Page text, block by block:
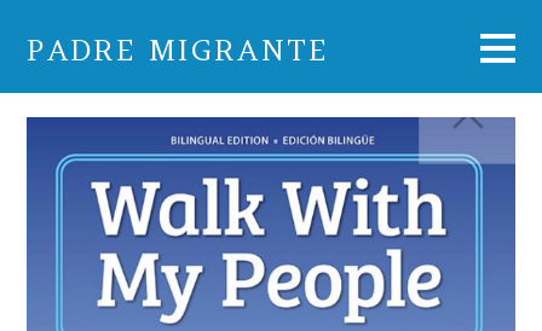
PADRE MIGRANTE